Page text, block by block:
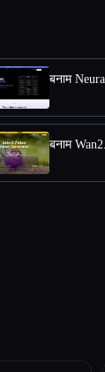
बनाम
बनाम